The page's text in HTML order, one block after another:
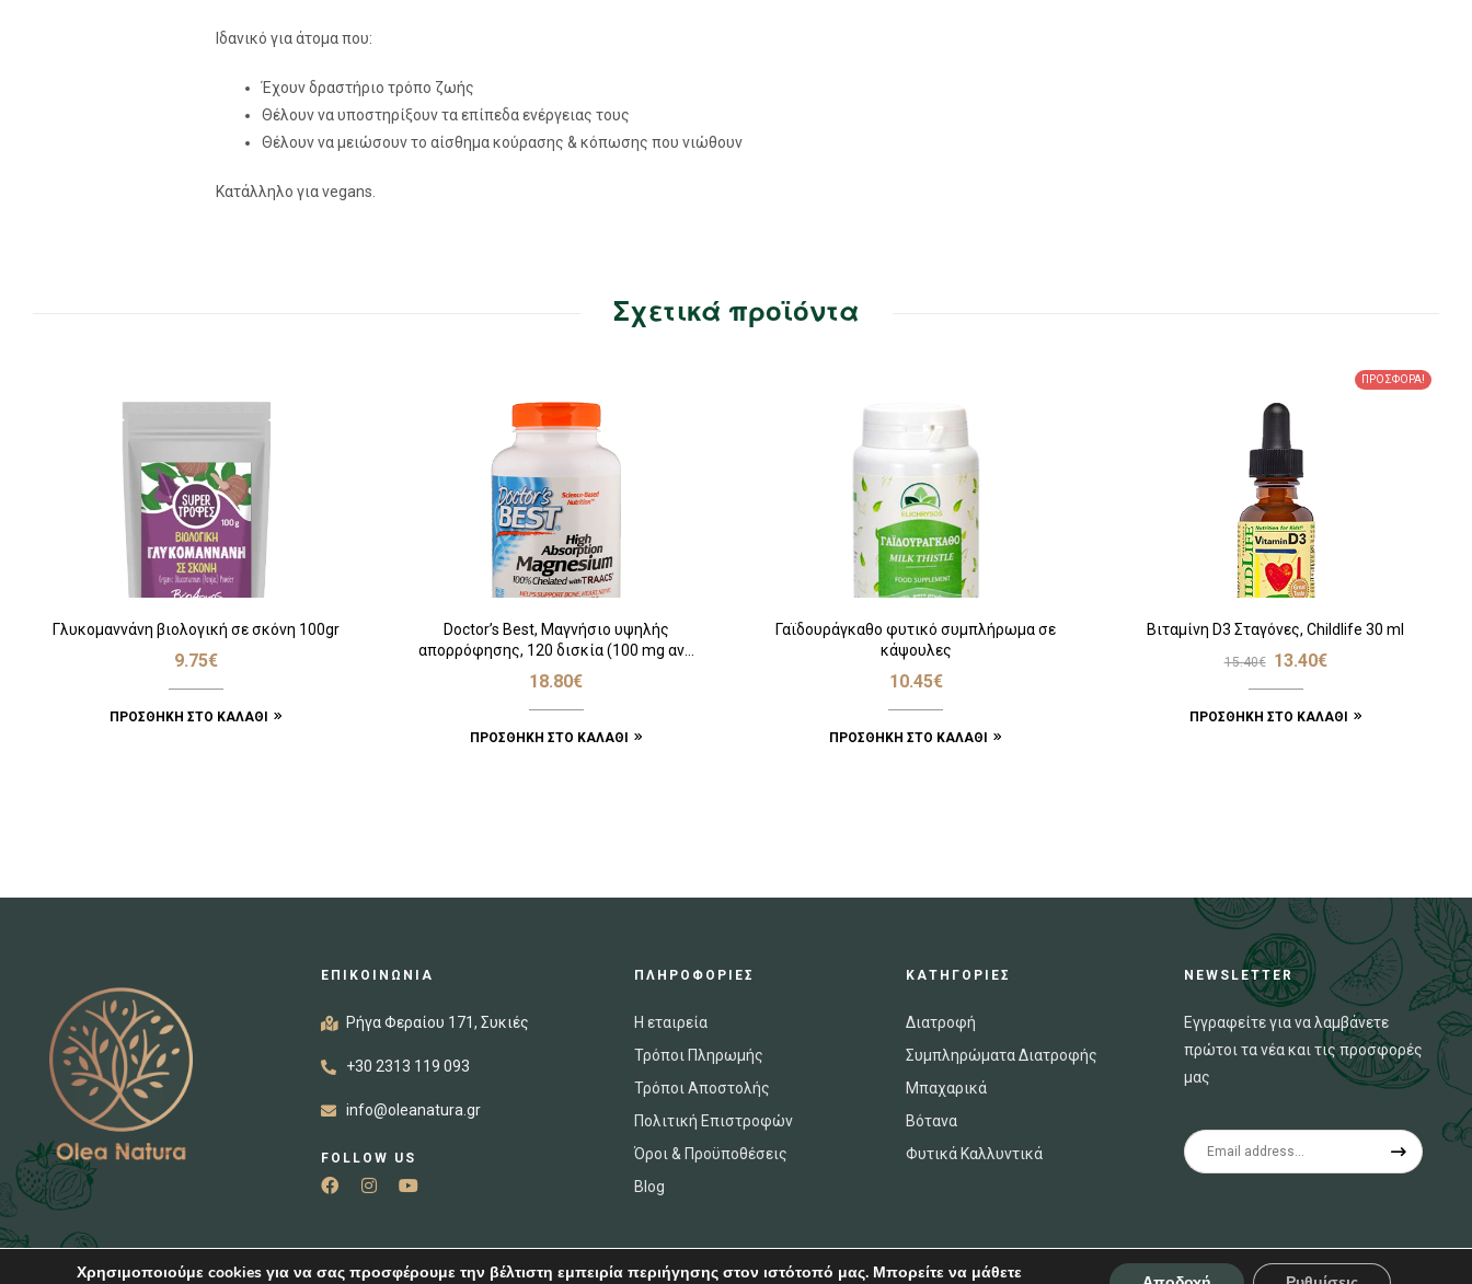
Ιδανικό για άτομα που:
Έχουν δραστήριο τρόπο ζωής
Θέλουν να υποστηρίξουν τα επίπεδα ενέργειας τους
Θέλουν να μειώσουν το αίσθημα κούρασης & κόπωσης που νιώθουν
Κατάλληλο για vegans.
Σχετικά προϊόντα
Γλυκομαννάνη βιολογική σε σκόνη 100gr
9.75€
ΠΡΟΣΘΉΚΗ ΣΤΟ ΚΑΛΆΘΙ
Doctor’s Best, Μαγνήσιο υψηλής
απορρόφησης, 120 δισκία (100 mg ανά
δισκίο)
18.80€
ΠΡΟΣΘΉΚΗ ΣΤΟ ΚΑΛΆΘΙ
Γαϊδουράγκαθο φυτικό συμπλήρωμα σε
κάψουλες
10.45€
ΠΡΟΣΘΉΚΗ ΣΤΟ ΚΑΛΆΘΙ
ΠΡΟΣΦΟΡΆ!
Βιταμίνη D3 Σταγόνες, Childlife 30 ml
15.40€ 13.40€
ΠΡΟΣΘΉΚΗ ΣΤΟ ΚΑΛΆΘΙ
ΕΠΙΚΟΙΝΩΝΙΑ
Ρήγα Φεραίου 171, Συκιές
+30 2313 119 093
info@oleanatura.gr
FOLLOW US
ΠΛΗΡΟΦΟΡΙΕΣ
Η εταιρεία
Τρόποι Πληρωμής
Τρόποι Αποστολής
Πολιτική Επιστροφών
Όροι & Προϋποθέσεις
Blog
ΚΑΤΗΓΟΡΙΕΣ
Διατροφή
Συμπληρώματα Διατροφής
Μπαχαρικά
Βότανα
Φυτικά Καλλυντικά
NEWSLETTER
Εγγραφείτε για να λαμβάνετε
πρώτοι τα νέα και τις προσφορές
μας
Χρησιμοποιούμε cookies για να σας προσφέρουμε την βέλτιστη εμπειρία περιήγησης στον ιστότοπό μας. Μπορείτε να μάθετε